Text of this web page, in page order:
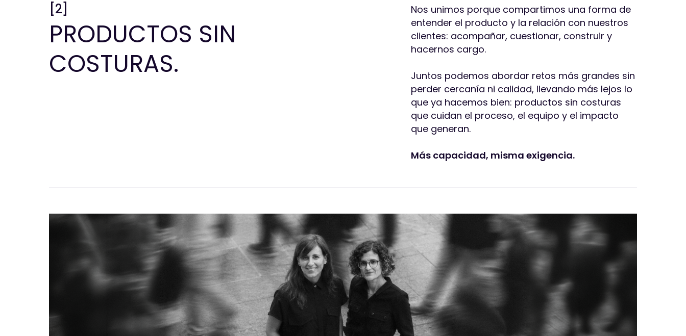
[2]
PRODUCTOS SIN
COSTURAS.
Nos unimos porque compartimos una forma de
entender el producto y la relación con nuestros
clientes: acompañar, cuestionar, construir y
hacernos cargo.
Juntos podemos abordar retos más grandes sin
perder cercanía ni calidad, llevando más lejos lo
que ya hacemos bien: productos sin costuras
que cuidan el proceso, el equipo y el impacto
que generan.
Más capacidad, misma exigencia.
LET'S TALK!
Cuéntanos qué
necesitas